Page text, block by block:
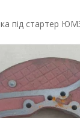
під стартер